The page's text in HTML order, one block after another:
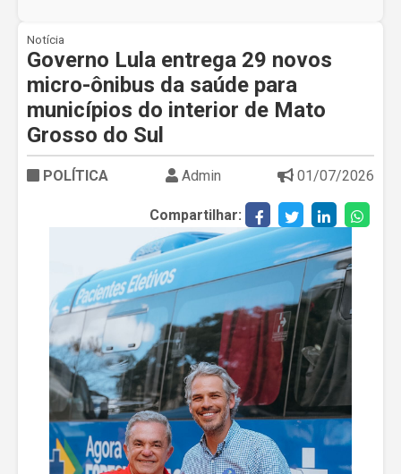
Notícia
Governo Lula entrega 29 novos
micro-ônibus da saúde para
municípios do interior de Mato
Grosso do Sul
POLÍTICA Admin 01/07/2026
Compartilhar: